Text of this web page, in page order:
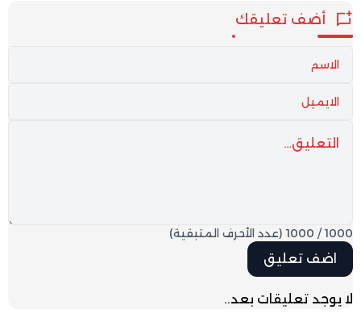
أضف تعليقك
1000
/
1000 (عدد الأحرف المتبقية)
لا يوجد تعليقات بعد..